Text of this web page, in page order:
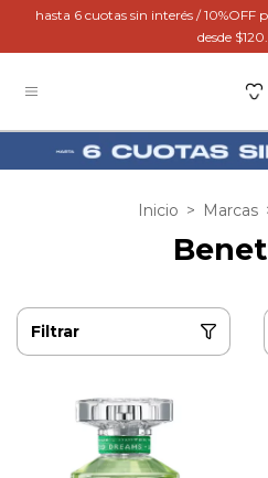
hasta 6 cuotas sin interés / 10%OFF
desde
Inicio > Marcas
Filtrar